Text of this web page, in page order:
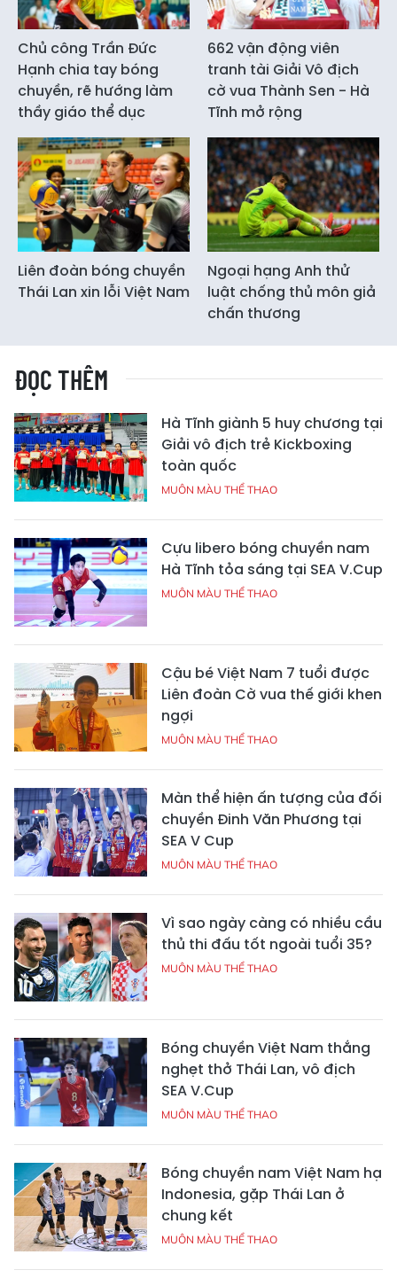
Chủ công Trần Đức
Hạnh chia tay bóng
chuyền, rẽ hướng làm
thầy giáo thể dục
662 vận động viên
tranh tài Giải Vô địch
cờ vua Thành Sen - Hà
Tĩnh mở rộng
Liên đoàn bóng chuyền
Thái Lan xin lỗi Việt Nam
Ngoại hạng Anh thử
luật chống thủ môn giả
chấn thương
ĐỌC THÊM
Hà Tĩnh giành 5 huy chương tại
Giải vô địch trẻ Kickboxing
toàn quốc
MUÔN MÀU THỂ THAO
Cựu libero bóng chuyền nam
Hà Tĩnh tỏa sáng tại SEA V.Cup
MUÔN MÀU THỂ THAO
Cậu bé Việt Nam 7 tuổi được
Liên đoàn Cờ vua thế giới khen
ngợi
MUÔN MÀU THỂ THAO
Màn thể hiện ấn tượng của đối
chuyền Đinh Văn Phương tại
SEA V Cup
MUÔN MÀU THỂ THAO
Vì sao ngày càng có nhiều cầu
thủ thi đấu tốt ngoài tuổi 35?
MUÔN MÀU THỂ THAO
Bóng chuyền Việt Nam thắng
nghẹt thở Thái Lan, vô địch
SEA V.Cup
MUÔN MÀU THỂ THAO
Bóng chuyền nam Việt Nam hạ
Indonesia, gặp Thái Lan ở
chung kết
MUÔN MÀU THỂ THAO